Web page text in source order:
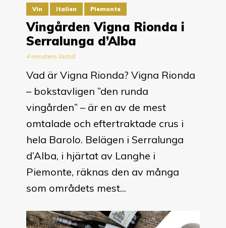
Vin Italien Piemonte
Vingården Vigna Rionda i
Serralunga d’Alba
4 minuters lästid
Vad är Vigna Rionda? Vigna Rionda
– bokstavligen ”den runda
vingården” – är en av de mest
omtalade och eftertraktade crus i
hela Barolo. Belägen i Serralunga
d’Alba, i hjärtat av Langhe i
Piemonte, räknas den av många
som områdets mest...